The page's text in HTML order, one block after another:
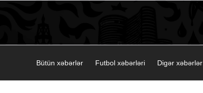
Bütün xəbərlər Futbol xəbərləri Digər xəbərlər